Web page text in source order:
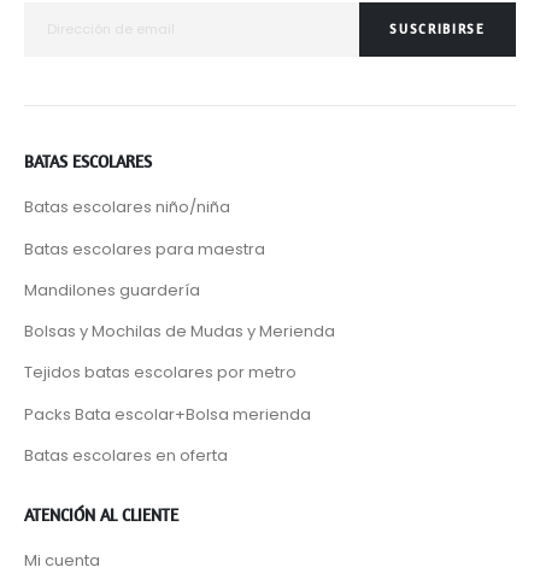
SUSCRIBIRSE
BATAS ESCOLARES
Batas escolares niño/niña
Batas escolares para maestra
Mandilones guardería
Bolsas y Mochilas de Mudas y Merienda
Tejidos batas escolares por metro
Packs Bata escolar+Bolsa merienda
Batas escolares en oferta
ATENCIÓN AL CLIENTE
Mi cuenta